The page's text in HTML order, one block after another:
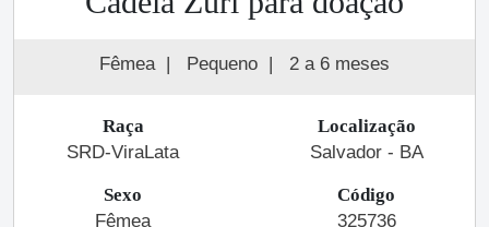
Fêmea | Pequeno | 2 a 6 meses
Raça
SRD-ViraLata
Localização
Salvador - BA
Sexo
Fêmea
Código
325736